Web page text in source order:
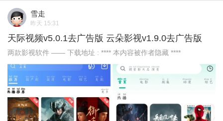
雪走
昨天 15:31
天际视频v5.0.1去广告版 云朵影视v1.9.0去广告版
两款影视软件 —— 下载地址 : **** 本内容被作者隐藏 ****